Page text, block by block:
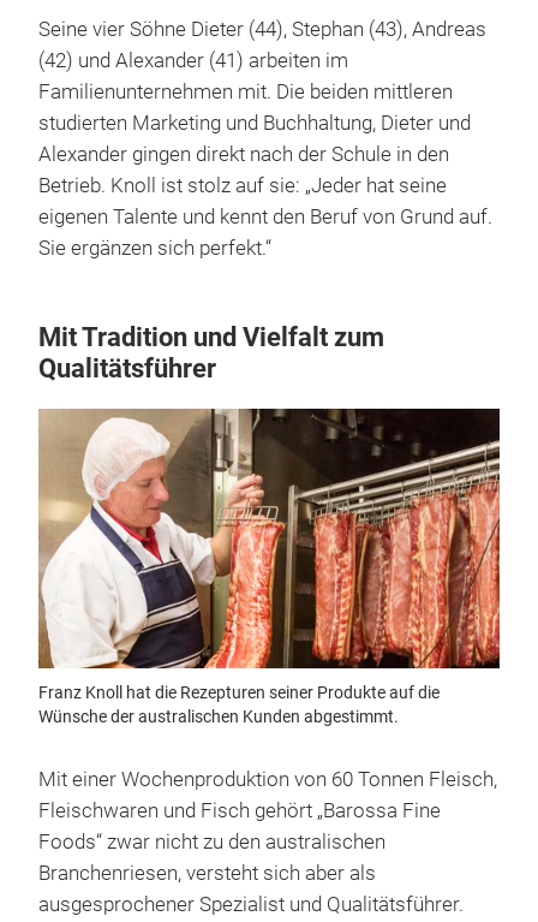
Seine vier Söhne Dieter (44), Stephan (43), Andreas
(42) und Alexander (41) arbeiten im
Familienunternehmen mit. Die beiden mittleren
studierten Marketing und Buchhaltung, Dieter und
Alexander gingen direkt nach der Schule in den
Betrieb. Knoll ist stolz auf sie: „Jeder hat seine
eigenen Talente und kennt den Beruf von Grund auf.
Sie ergänzen sich perfekt.“
Mit Tradition und Vielfalt zum
Qualitätsführer
Franz Knoll hat die Rezepturen seiner Produkte auf die
Wünsche der australischen Kunden abgestimmt.
Mit einer Wochenproduktion von 60 Tonnen Fleisch,
Fleischwaren und Fisch gehört „Barossa Fine
Foods“ zwar nicht zu den australischen
Branchenriesen, versteht sich aber als
ausgesprochener Spezialist und Qualitätsführer.